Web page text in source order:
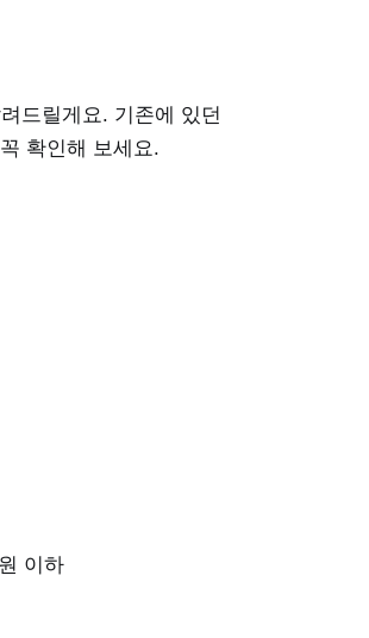
드릴게요. 기존에 있던
확인해 보세요.
이하